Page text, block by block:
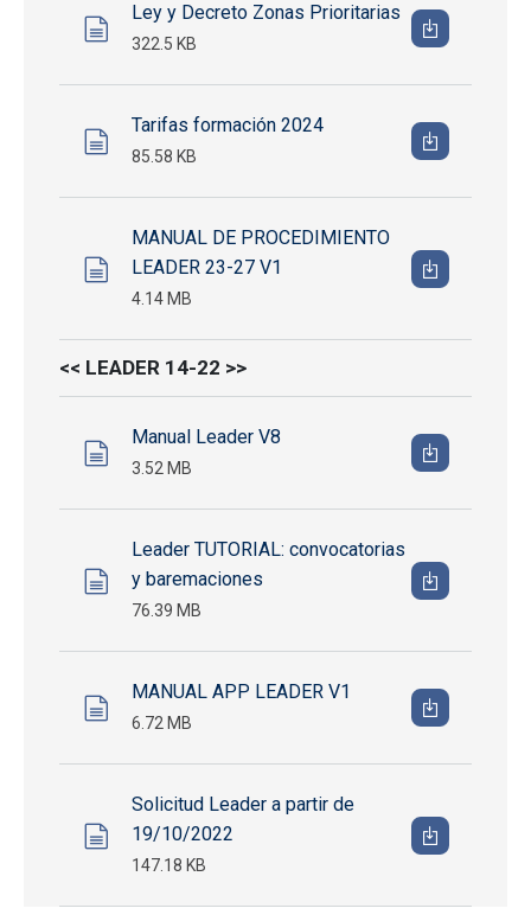
Ley y Decreto Zonas Prioritarias
322.5 KB
Tarifas formación 2024
85.58 KB
MANUAL DE PROCEDIMIENTO
LEADER 23-27 V1
4.14 MB
<< LEADER 14-22 >>
Manual Leader V8
3.52 MB
Leader TUTORIAL: convocatorias
y baremaciones
76.39 MB
MANUAL APP LEADER V1
6.72 MB
Solicitud Leader a partir de
19/10/2022
147.18 KB